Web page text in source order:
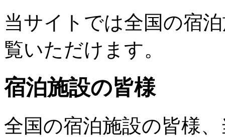
当サイトでは全国の宿
覧いただけます。
宿泊施設の皆様
全国の宿泊施設の皆様